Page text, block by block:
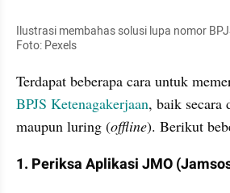
Ilustrasi membahas solusi lupa nomor
Foto: Pexels
BPJS Ketenagakerjaan, baik secara
maupun luring (offline). Berikut
1. Periksa Aplikasi JMO